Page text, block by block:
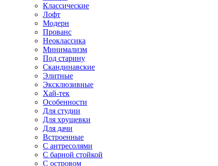
Классические
Лофт
Модерн
Прованс
Неоклассика
Минимализм
Под старину
Скандинавские
Элитные
Эксклюзивные
Хай-тек
Особенности
Для студии
Для хрущевки
Для дачи
Встроенные
С антресолями
С барной стойкой
С островом